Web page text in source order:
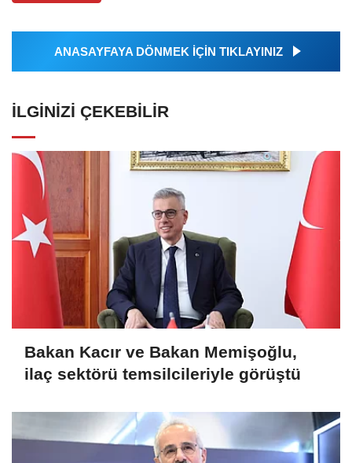
ANASAYFAYA DÖNMEK İÇİN TIKLAYINIZ
İLGINIZI ÇEKEBILIR
Bakan Kacır ve Bakan Memişoğlu,
ilaç sektörü temsilcileriyle görüştü